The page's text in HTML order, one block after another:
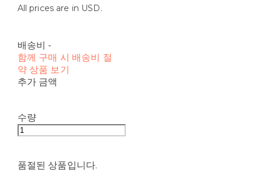
All prices are in USD.
배송비 -
함께 구매 시 배송비 절
약 상품 보기
추가 금액
수량
품절된 상품입니다.